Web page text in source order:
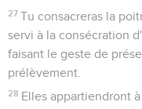
27 Tu consacreras la
servi à la consécration
faisant le geste de
prélèvement.
28 Elles appartiendront